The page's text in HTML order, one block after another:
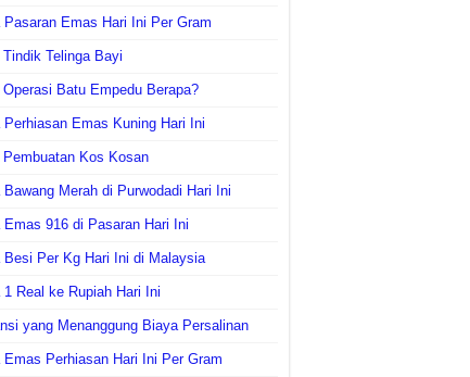
Pasaran Emas Hari Ini Per Gram
Tindik Telinga Bayi
Operasi Batu Empedu Berapa?
Perhiasan Emas Kuning Hari Ini
Pembuatan Kos Kosan
Bawang Merah di Purwodadi Hari Ini
Emas 916 di Pasaran Hari Ini
Besi Per Kg Hari Ini di Malaysia
1 Real ke Rupiah Hari Ini
yang Menanggung Biaya Persalinan
Emas Perhiasan Hari Ini Per Gram